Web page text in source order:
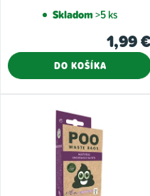
k
t
Skladom>5 ks
1,99 €
DO KOŠÍKA